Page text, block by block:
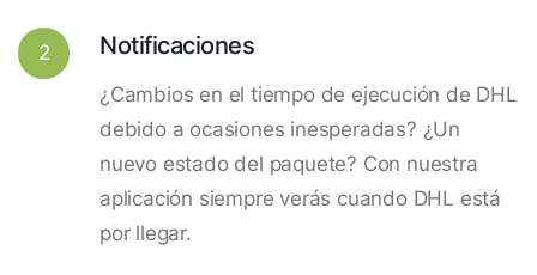
2 Notificaciones
¿Cambios en el tiempo de ejecución de DHL
debido a ocasiones inesperadas? ¿Un
nuevo estado del paquete? Con nuestra
aplicación siempre verás cuando DHL está
por llegar.